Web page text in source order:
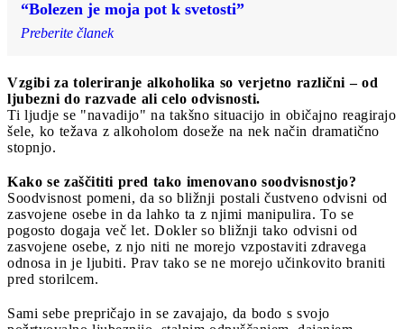
“Bolezen je moja pot k svetosti”
Preberite članek
Vzgibi za toleriranje alkoholika so verjetno različni – od
ljubezni do razvade ali celo odvisnosti.
Ti ljudje se "navadijo" na takšno situacijo in običajno reagirajo
šele, ko težava z alkoholom doseže na nek način dramatično
stopnjo.
Kako se zaščititi pred tako imenovano soodvisnostjo?
Soodvisnost pomeni, da so bližnji postali čustveno odvisni od
zasvojene osebe in da lahko ta z njimi manipulira. To se
pogosto dogaja več let. Dokler so bližnji tako odvisni od
zasvojene osebe, z njo niti ne morejo vzpostaviti zdravega
odnosa in je ljubiti. Prav tako se ne morejo učinkovito braniti
pred storilcem.
Sami sebe prepričajo in se zavajajo, da bodo s svojo